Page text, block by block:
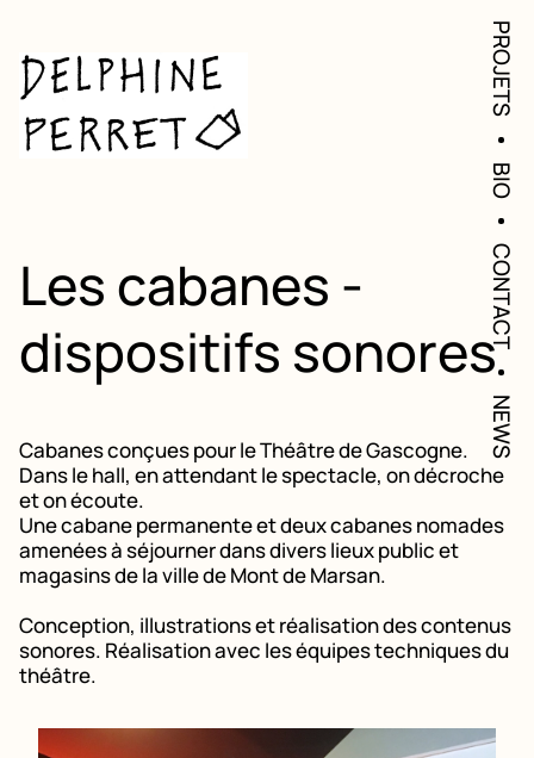
PROJETS
BIO
CONTACT
NEWS
Les cabanes -
dispositifs sonores
Cabanes conçues pour le Théâtre de Gascogne.
Dans le hall, en attendant le spectacle, on décroche
et on écoute.
Une cabane permanente et deux cabanes nomades
amenées à séjourner dans divers lieux public et
magasins de la ville de Mont de Marsan.
Conception, illustrations et réalisation des contenus
sonores. Réalisation avec les équipes techniques du
théâtre.